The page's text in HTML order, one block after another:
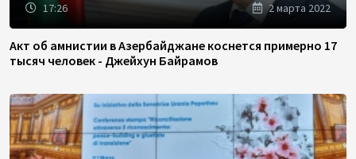
17:26 2 марта 2022
Акт об амнистии в Азербайджане коснется примерно 17
тысяч человек - Джейхун Байрамов